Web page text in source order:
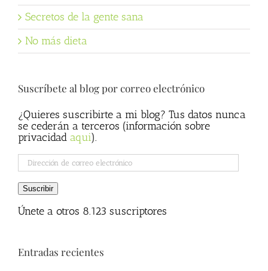
Secretos de la gente sana
No más dieta
Suscríbete al blog por correo electrónico
¿Quieres suscribirte a mi blog? Tus datos nunca
se cederán a terceros (información sobre
privacidad aqui).
Dirección
de
correo
electrónico
Suscribir
Únete a otros 8.123 suscriptores
Entradas recientes